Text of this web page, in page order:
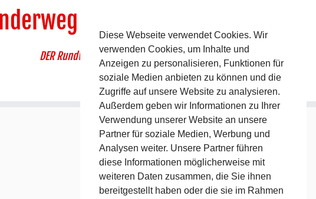
DER Rundwanderweg um Pommelsbrunn
Diese Webseite verwendet Cookies. Wir
verwenden Cookies, um Inhalte und
Anzeigen zu personalisieren, Funktionen für
soziale Medien anbieten zu können und die
Zugriffe auf unsere Website zu analysieren.
Außerdem geben wir Informationen zu Ihrer
Verwendung unserer Website an unsere
Partner für soziale Medien, Werbung und
Analysen weiter. Unsere Partner führen
diese Informationen möglicherweise mit
weiteren Daten zusammen, die Sie ihnen
bereitgestellt haben oder die sie im Rahmen